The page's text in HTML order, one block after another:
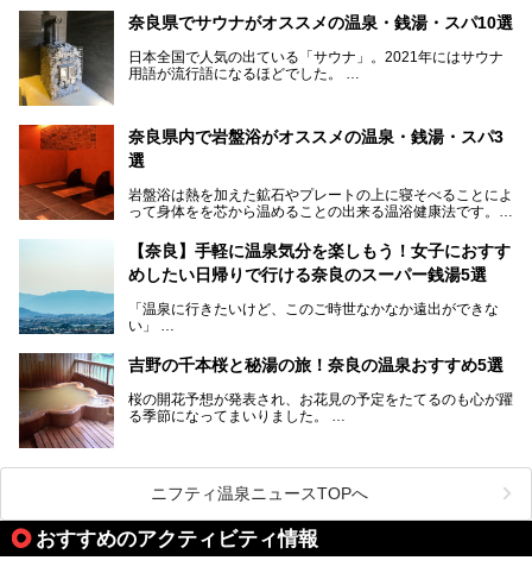
界遺産があり、古代をそこかしこに感じられる地域です。
そんな奈良県のスーパー銭湯は、便利な街中にある施設か
ら、険しい山中にある秘湯までバラエティ豊か。ここでは、
奈良県で評判のスーパー銭湯をご紹介します。
奈良県でサウナがオススメの温泉・銭湯・スパ10選
日本全国で人気の出ている「サウナ」。2021年にはサウナ
用語が流行語になるほどでした。
中心部に近いサウナや郊外にあるアウトドアフィンランド式
サウナなど種類も豊富です。
奈良県にあるサウナでリフレッシュしませんか？
奈良県内で岩盤浴がオススメの温泉・銭湯・スパ3
選
岩盤浴は熱を加えた鉱石やプレートの上に寝そべることによ
って身体をを芯から温めることの出来る温浴健康法です。じ
果だけではなく、代謝が高まり健康や美容にも良い影響が期
待できます。今回はそんな岩盤浴にこだわった、奈良県内の
オススメ温泉・銭湯・スパ3ヶ所を紹介させていただきま
【奈良】手軽に温泉気分を楽しもう！女子におすす
めしたい日帰りで行ける奈良のスーパー銭湯5選
「温泉に行きたいけど、このご時世なかなか遠出ができな
い」
そんな方も多いのではないでしょうか？
お宿に泊まって観光地を巡るような温泉旅行がしたいけど、
まとまった時間が取れない時もありますよね。
芯までじんわり温まってリラックス効果も抜群。
今回は、奈良で行けるおすすめのスーパー銭湯を5つご紹介
したいと思います。
吉野の千本桜と秘湯の旅！奈良の温泉おすすめ5選
桜の開花予想が発表され、お花見の予定をたてるのも心が躍
る季節になってまいりました。
まれるくらい日本人の心を捉えて離さない名所中の名所があ
ります。それは奈良県の吉野山。
す。また吉野山を含む「紀伊山地の霊場と参詣道」はユネス
コの世界遺産に登録されており、修験道の霊場として荘厳な
ニフティ温泉ニュースTOPへ
おすすめのアクティビティ情報